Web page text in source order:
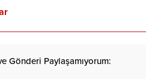
Gönderi Paylaşamıyorum: